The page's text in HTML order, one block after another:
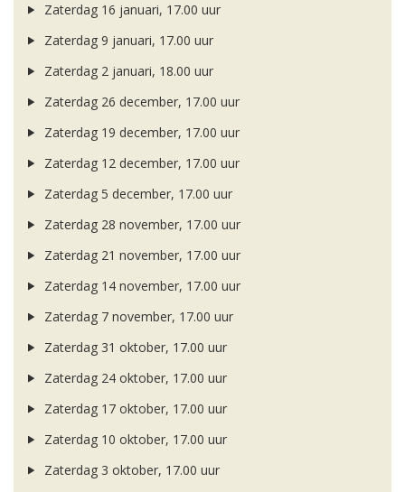
Zaterdag 16 januari, 17.00 uur
Zaterdag 9 januari, 17.00 uur
Zaterdag 2 januari, 18.00 uur
Zaterdag 26 december, 17.00 uur
Zaterdag 19 december, 17.00 uur
Zaterdag 12 december, 17.00 uur
Zaterdag 5 december, 17.00 uur
Zaterdag 28 november, 17.00 uur
Zaterdag 21 november, 17.00 uur
Zaterdag 14 november, 17.00 uur
Zaterdag 7 november, 17.00 uur
Zaterdag 31 oktober, 17.00 uur
Zaterdag 24 oktober, 17.00 uur
Zaterdag 17 oktober, 17.00 uur
Zaterdag 10 oktober, 17.00 uur
Zaterdag 3 oktober, 17.00 uur